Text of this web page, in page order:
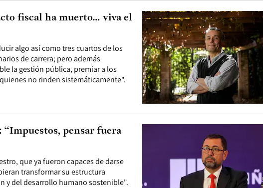
algo así como tres cuartos de los
de carrera; pero además
la gestión pública, premiar a los
no rinden sistemáticamente".
fiscal ha muerto… viva el
que ya fueron capaces de darse
transformar su estructura
y del desarrollo humano sostenible".
“Impuestos, pensar fuera